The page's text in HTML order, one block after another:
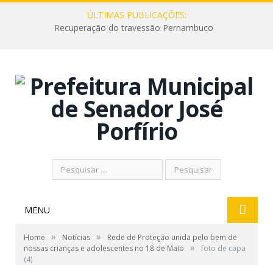
ÚLTIMAS PUBLICAÇÕES:
Recuperação do travessão Pernambuco
Pesquisar
por:
MENU
Home » Notícias »
Rede de Proteção unida pelo bem de
nossas crianças e adolescentes no 18 de Maio
»
foto de capa
(4)